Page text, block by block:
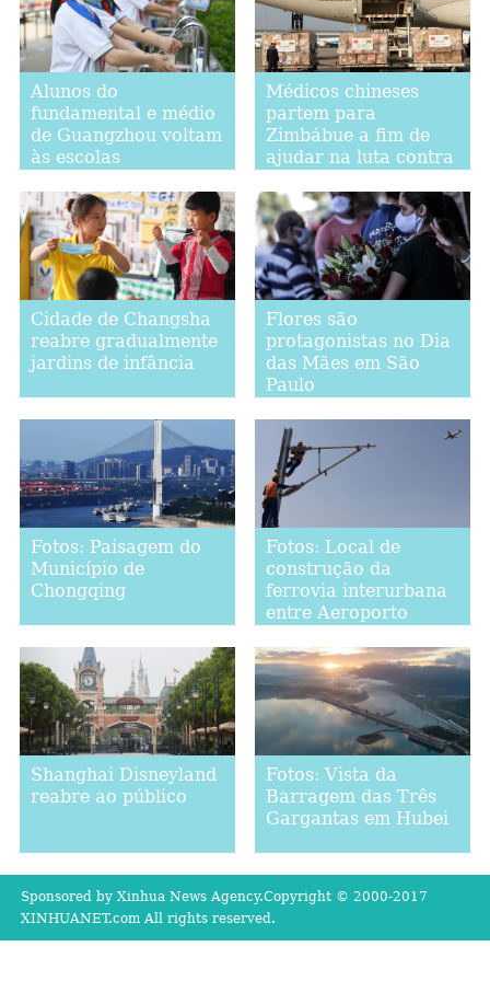
Alunos do
fundamental e médio
de Guangzhou voltam
às escolas
Médicos chineses
partem para
Zimbábue a fim de
ajudar na luta contra
Cidade de Changsha
reabre gradualmente
jardins de infância
Flores são
protagonistas no Dia
das Mães em São
Paulo
Fotos: Paisagem do
Município de
Chongqing
Fotos: Local de
construção da
ferrovia interurbana
entre Aeroporto
Zhengzhou Xinzheng
e Estação Ferroviária
Sul de Zhengzhou
Shanghai Disneyland
reabre ao público
Fotos: Vista da
Barragem das Três
Gargantas em Hubei
Sponsored by Xinhua News Agency.Copyright © 2000-2017
XINHUANET.com All rights reserved.